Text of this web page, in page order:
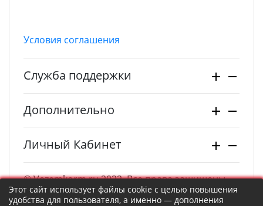
Условия соглашения
Служба поддержки
Дополнительно
Личный Кабинет
© Vezemkorm.ru 2022. Все права защищены.
Этот сайт использует файлы cookie с целью повышения
удобства для пользователя, а именно — дополнения